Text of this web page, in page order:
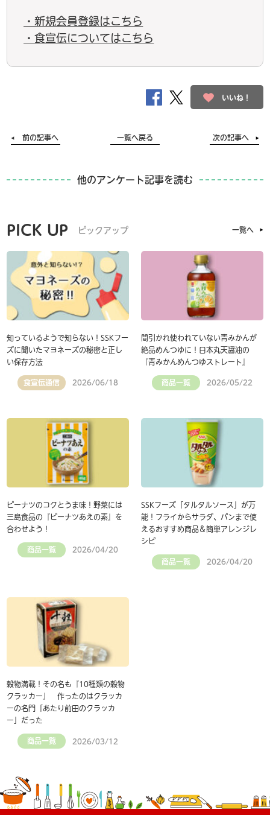
・新規会員登録はこちら
・食宣伝についてはこちら
いいね！
前の記事へ 一覧へ戻る 次の記事へ
他のアンケート記事を読む
PICK UP ピックアップ 一覧へ
知っているようで知らない！SSKフー
ズに聞いたマヨネーズの秘密と正し
い保存方法
食宣伝通信 2026/06/18
間引かれ使われていない青みかんが
絶品めんつゆに！日本丸天醤油の
『青みかんめんつゆストレート』
商品一覧 2026/05/22
ピーナツのコクとうま味！野菜には
三島食品の『ピーナツあえの素』を
合わせよう！
商品一覧 2026/04/20
SSKフーズ「タルタルソース」が万
能！フライからサラダ、パンまで使
えるおすすめ商品＆簡単アレンジレ
シピ
商品一覧 2026/04/20
穀物満載！その名も『10種類の穀物
クラッカー』 作ったのはクラッカ
ーの名門「あたり前田のクラッカ
ー」だった
商品一覧 2026/03/12